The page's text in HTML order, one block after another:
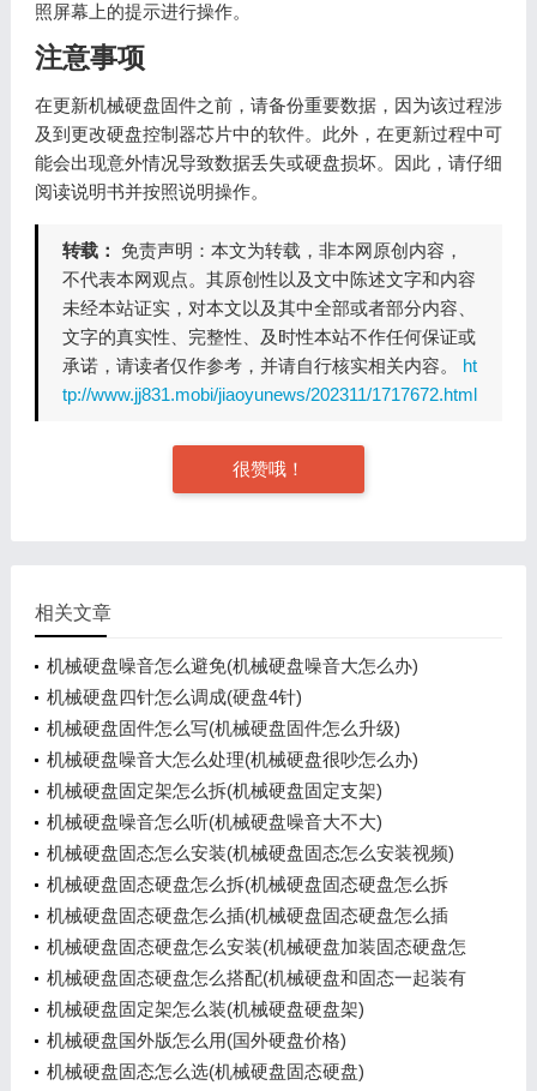
照屏幕上的提示进行操作。
注意事项
在更新机械硬盘固件之前，请备份重要数据，因为该过程涉
及到更改硬盘控制器芯片中的软件。此外，在更新过程中可
能会出现意外情况导致数据丢失或硬盘损坏。因此，请仔细
阅读说明书并按照说明操作。
转载： 免责声明：本文为转载，非本网原创内容，
不代表本网观点。其原创性以及文中陈述文字和内容
未经本站证实，对本文以及其中全部或者部分内容、
文字的真实性、完整性、及时性本站不作任何保证或
承诺，请读者仅作参考，并请自行核实相关内容。 ht
tp://www.jj831.mobi/jiaoyunews/202311/1717672.html
很赞哦！
相关文章
机械硬盘噪音怎么避免(机械硬盘噪音大怎么办)
机械硬盘四针怎么调成(硬盘4针)
机械硬盘固件怎么写(机械硬盘固件怎么升级)
机械硬盘噪音大怎么处理(机械硬盘很吵怎么办)
机械硬盘固定架怎么拆(机械硬盘固定支架)
机械硬盘噪音怎么听(机械硬盘噪音大不大)
机械硬盘固态怎么安装(机械硬盘固态怎么安装视频)
机械硬盘固态硬盘怎么拆(机械硬盘固态硬盘怎么拆
开)
机械硬盘固态硬盘怎么插(机械硬盘固态硬盘怎么插
的)
机械硬盘固态硬盘怎么安装(机械硬盘加装固态硬盘怎
么装)
机械硬盘固态硬盘怎么搭配(机械硬盘和固态一起装有
什么用)
机械硬盘固定架怎么装(机械硬盘硬盘架)
机械硬盘国外版怎么用(国外硬盘价格)
机械硬盘固态怎么选(机械硬盘固态硬盘)